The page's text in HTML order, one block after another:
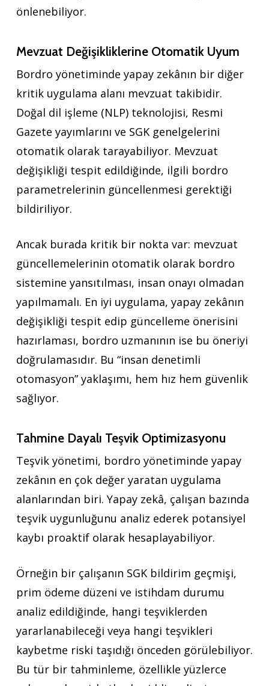
önlenebiliyor.
Mevzuat Değişikliklerine Otomatik Uyum
Bordro yönetiminde yapay zekânın bir diğer
kritik uygulama alanı mevzuat takibidir.
Doğal dil işleme (NLP) teknolojisi, Resmi
Gazete yayımlarını ve SGK genelgelerini
otomatik olarak tarayabiliyor. Mevzuat
değişikliği tespit edildiğinde, ilgili bordro
parametrelerinin güncellenmesi gerektiği
bildiriliyor.
Ancak burada kritik bir nokta var: mevzuat
güncellemelerinin otomatik olarak bordro
sistemine yansıtılması, insan onayı olmadan
yapılmamalı. En iyi uygulama, yapay zekânın
değişikliği tespit edip güncelleme önerisini
hazırlaması, bordro uzmanının ise bu öneriyi
doğrulamasıdır. Bu “insan denetimli
otomasyon” yaklaşımı, hem hız hem güvenlik
sağlıyor.
Tahmine Dayalı Teşvik Optimizasyonu
Teşvik yönetimi, bordro yönetiminde yapay
zekânın en çok değer yaratan uygulama
alanlarından biri. Yapay zekâ, çalışan bazında
teşvik uygunluğunu analiz ederek potansiyel
kaybı proaktif olarak hesaplayabiliyor.
Örneğin bir çalışanın SGK bildirim geçmişi,
prim ödeme düzeni ve istihdam durumu
analiz edildiğinde, hangi teşviklerden
yararlanabileceği veya hangi teşvikleri
kaybetme riski taşıdığı önceden görülebiliyor.
Bu tür bir tahminleme, özellikle yüzlerce